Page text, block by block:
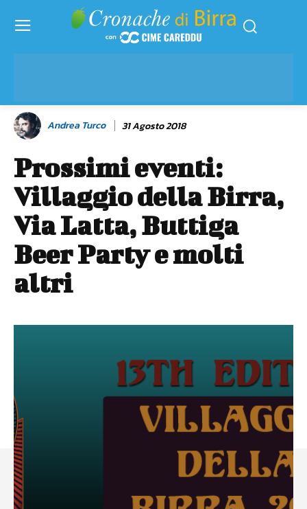
Andrea Turco 31 Agosto 2018
Prossimi eventi:
Villaggio della Birra,
Via Latta, Buttiga
Beer Party e molti
altri